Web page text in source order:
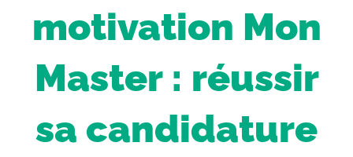
motivation Mon
Master : réussir
sa candidature